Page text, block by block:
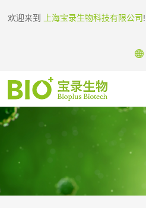
欢迎来到 上海宝录生物科技有限公司!